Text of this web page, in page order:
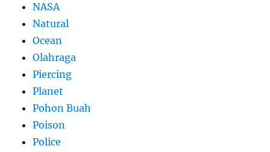
NASA
Natural
Ocean
Olahraga
Piercing
Planet
Pohon Buah
Poison
Police